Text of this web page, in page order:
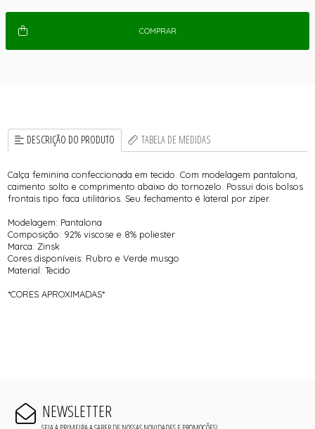
COMPRAR
DESCRIÇÃO DO PRODUTO TABELA DE MEDIDAS
Calça feminina confeccionada em tecido. Com modelagem pantalona,
caimento solto e comprimento abaixo do tornozelo. Possui dois bolsos
frontais tipo faca utilitários. Seu fechamento é lateral por zíper.
Modelagem: Pantalona
Composição: 92% viscose e 8% poliester
Marca: Zinsk
Cores disponíveis: Rubro e Verde musgo
Material: Tecido
*CORES APROXIMADAS*
NEWSLETTER